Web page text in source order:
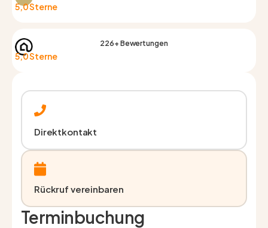
5,0 Sterne
226+ Bewertungen
5,0 Sterne
Direktkontakt
Rückruf vereinbaren
Terminbuchung